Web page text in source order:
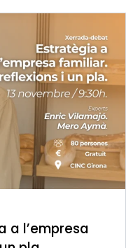
a l’empresa